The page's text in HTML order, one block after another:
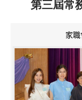
第三屆常
家